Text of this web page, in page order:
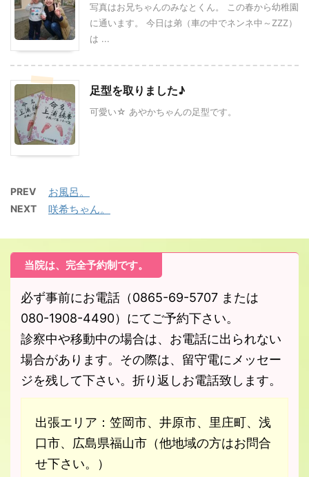
写真はお兄ちゃんのみなとくん。 この春から幼稚園
に通います。 今日は弟（車の中でネンネ中～ZZZ）
は ...
足型を取りました♪
可愛い☆ あやかちゃんの足型です。
PREV お風呂。
NEXT 咲希ちゃん。
当院は、完全予約制です。
必ず事前にお電話（0865-69-5707 または
080-1908-4490）にてご予約下さい。
診察中や移動中の場合は、お電話に出られない
場合があります。その際は、留守電にメッセー
ジを残して下さい。折り返しお電話致します。
出張エリア：笠岡市、井原市、里庄町、浅
口市、広島県福山市（他地域の方はお問合
せ下さい。）